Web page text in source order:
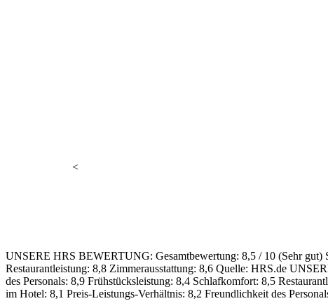
<
UNSERE HRS BEWERTUNG: Gesamtbewertung: 8,5 / 10 (Sehr gut)
Restaurantleistung: 8,8 Zimmerausstattung: 8,6 Quelle: HRS.de
des Personals: 8,9 Frühstücksleistung: 8,4 Schlafkomfort: 8,5
im Hotel: 8,1 Preis-Leistungs-Verhältnis: 8,2 Freundlichkeit des